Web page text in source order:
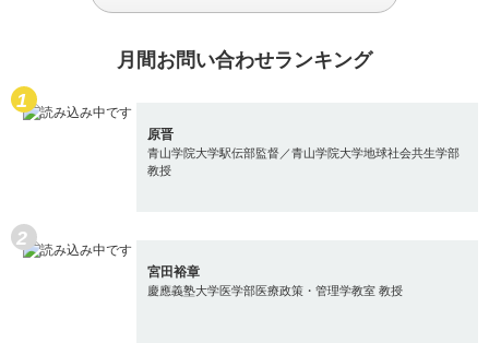
月間お問い合わせランキング
原晋
青山学院大学駅伝部監督／青山学院大学地球社会共生学部
教授
宮田裕章
慶應義塾大学医学部医療政策・管理学教室 教授